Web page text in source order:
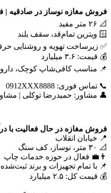
فروش مغازه نوساز در صادقیه |
📐 ۲۶ متر مفید
🪟 ویترین تمام‌قد، سقف بلند
✅ زیرساخت تهویه و روشنایی
💰 قیمت: ۳.۶ میلیارد
📌 مناسب کافی‌شاپ کوچک،
📞 تماس فوری: 0912XXX8888
👤 مشاور: حمیدرضا توکلی |
فروش مغازه در حال فعالیت با
📍 خیابان انقلاب
📐 ۳۰ متر، نوساز، کف سنگ
👨‍💼 فعال در حوزه خدمات چاپ
📌 با تمام تجهیزات و برند ثبت‌شده
💰 قیمت کل: ۲.۵ میلیارد